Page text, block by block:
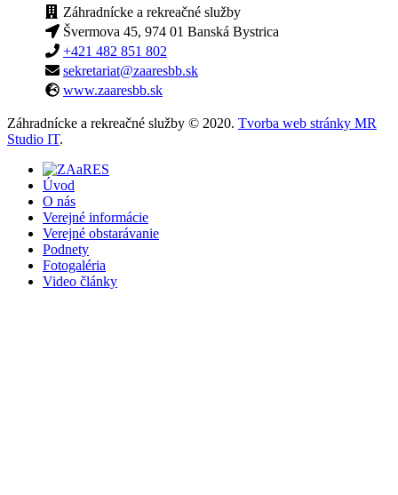
Záhradnícke a rekreačné služby
Švermova 45, 974 01 Banská Bystrica
+421 482 851 802
sekretariat@zaaresbb.sk
www.zaaresbb.sk
Záhradnícke a rekreačné služby © 2020. Tvorba web stránky MR
Studio IT.
Úvod
O nás
Verejné informácie
Verejné obstarávanie
Podnety
Fotogaléria
Video články